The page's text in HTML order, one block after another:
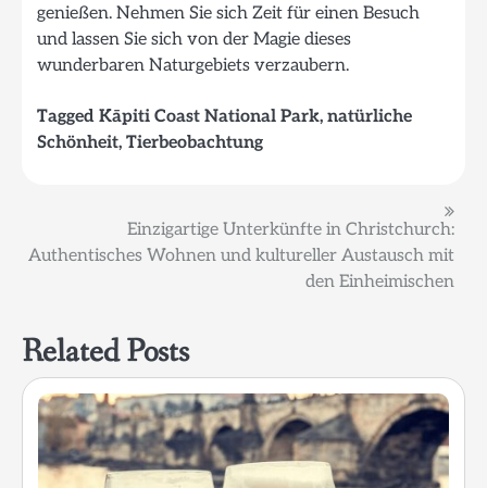
genießen. Nehmen Sie sich Zeit für einen Besuch
und lassen Sie sich von der Magie dieses
wunderbaren Naturgebiets verzaubern.
Tagged Kāpiti Coast National Park, natürliche
Schönheit, Tierbeobachtung
BeitragsnavigationEinzigartige Unterkünfte in Christchurch:
Authentisches Wohnen und kultureller Austausch mit
den Einheimischen
Related Posts